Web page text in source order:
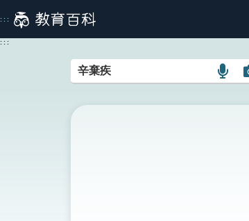
到
主
:::
:::
語
搜